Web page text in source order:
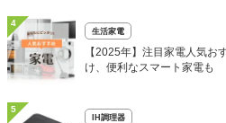
4
生活家電
【2025年】注目家電人気お
け、便利なスマート家電も
5
IH調理器